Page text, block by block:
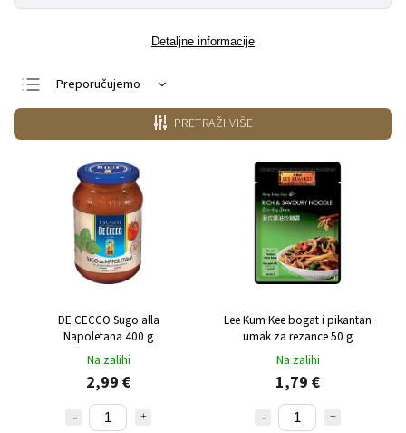
Detaljne informacije
Preporučujemo
Najjeftiniji
Najskuplji
Najprodavanije
Po abecedi
PRETRAŽI VIŠE
DE CECCO Sugo alla
Napoletana 400 g
Na zalihi
2,99 €
Lee Kum Kee bogat i pikantan
umak za rezance 50 g
Na zalihi
1,79 €